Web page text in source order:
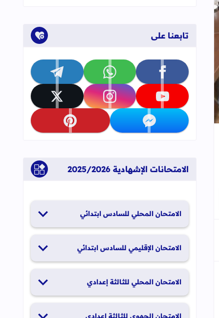
العلامات المرجعية
تابعنا على
تابعنا على facebook تابعنا على whatsapp تابعنا على telegram
تابعنا على youtube تابعنا على instagram تابعنا على x
تابعنا على messenger تابعنا على pinterest
الامتحانات الإشهادية 2025/2026
الامتحان المحلي للسادس ابتدائي
الامتحان الإقليمي للسادس ابتدائي
الامتحان المحلي للثالثة إعدادي
الامتحان الجهوي للثالثة إعدادي